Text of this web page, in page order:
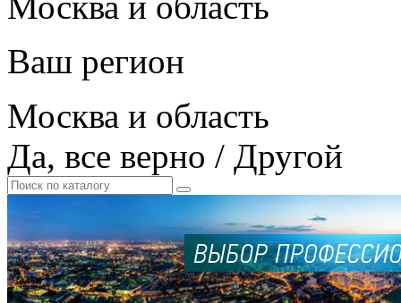
Ваш регион
Москва и область
Да, все верно / Другой